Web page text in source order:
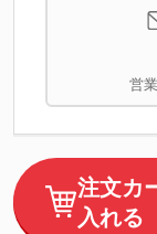
営
注文カ
入れる